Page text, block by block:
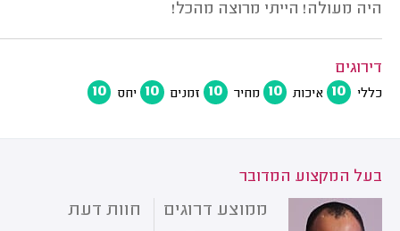
היה מעולה! הייתי מרוצה מהכל!
דירוגים
כללי 10 איכות 10 מחיר 10 זמנים 10 יחס 10
בעל המקצוע המדובר
ממוצע דרוגים חוות דעת